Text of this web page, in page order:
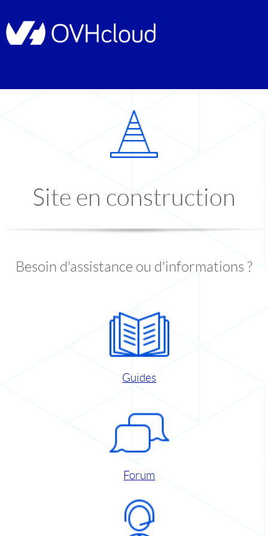
Site en construction
Besoin d'assistance ou d'informations ?
Guides
Forum